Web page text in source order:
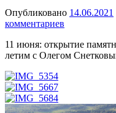
Опубликовано 14.06.2021
комментариев
11 июня: открытие
летим с Олегом